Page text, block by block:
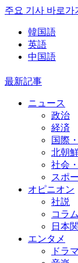
주요 기사 바로가
韓国語
英語
中国語
最新記事
ニュース
政治
経済
国際
北朝
社会
スポ
オピニオン
社説
コラム
日本
エンタメ
ドラマ